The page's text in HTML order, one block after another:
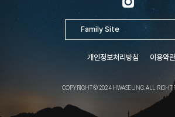
개인정보처리방침 이용약관
COPYRIGHT © 2024 HWASEUNG. ALL RIGHT